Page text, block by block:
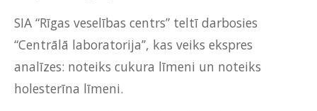
SIA “Rīgas veselības centrs” teltī darbosies
“Centrālā laboratorija’’, kas veiks ekspres
analīzes: noteiks cukura līmeni un noteiks
holesterīna līmeni.